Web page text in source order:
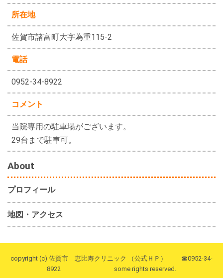
所在地
佐賀市諸富町大字為重115-2
電話
0952-34-8922
コメント
当院専用の駐車場がございます。
29台まで駐車可。
About
プロフィール
地図・アクセス
copyright (c) 佐賀市 恵比寿クリニック （公式ＨＰ） ☎0952-34-
8922 some rights reserved.